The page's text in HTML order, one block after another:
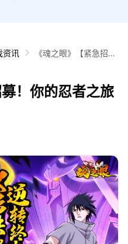
资讯
《魂之眼》【紧急招
！你的忍者之旅